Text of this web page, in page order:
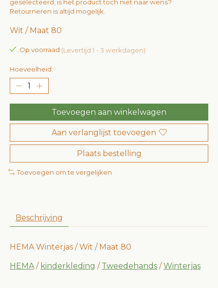
geselecteerd, is het product toch niet naar wens?
Retourneren is altijd mogelijk.
Wit / Maat 80
Op voorraad (Levertijd:1 - 3 werkdagen)
Hoeveelheid:
Toevoegen aan winkelwagen
Aan verlanglijst toevoegen
Plaats bestelling
Toevoegen om te vergelijken
Beschrijving
HEMA Winterjas / Wit / Maat 80
HEMA/ kinderkleding / Tweedehands / Winterjas